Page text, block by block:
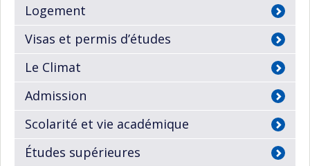
Logement
Visas et permis d’études
Le Climat
Admission
Scolarité et vie académique
Études supérieures